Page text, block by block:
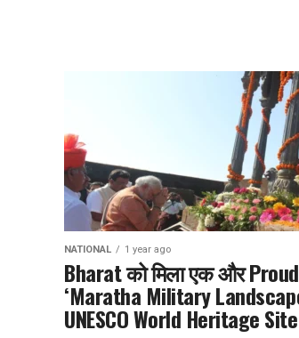
NATIONAL 1 year ago
Bharat को मिला एक और
‘Maratha Military
UNESCO World Heritage Site